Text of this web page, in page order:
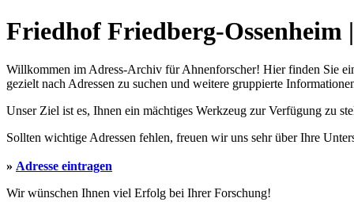
Friedhof Friedberg-Ossenheim
Willkommen im Adress-Archiv für Ahnenforscher! Hier finden Sie
gezielt nach Adressen zu suchen und weitere gruppierte
Unser Ziel ist es, Ihnen ein mächtiges Werkzeug zur Verfügung zu
Sollten wichtige Adressen fehlen, freuen wir uns sehr über Ihre
» Adresse eintragen
Wir wünschen Ihnen viel Erfolg bei Ihrer Forschung!